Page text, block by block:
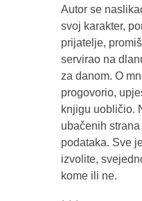
Autor se
svoj karakter,
prijatelje,
servirao na
za danom. O
progovorio,
knjigu uobličio.
ubačenih
podataka. Sve
izvolite,
kome ili ne.